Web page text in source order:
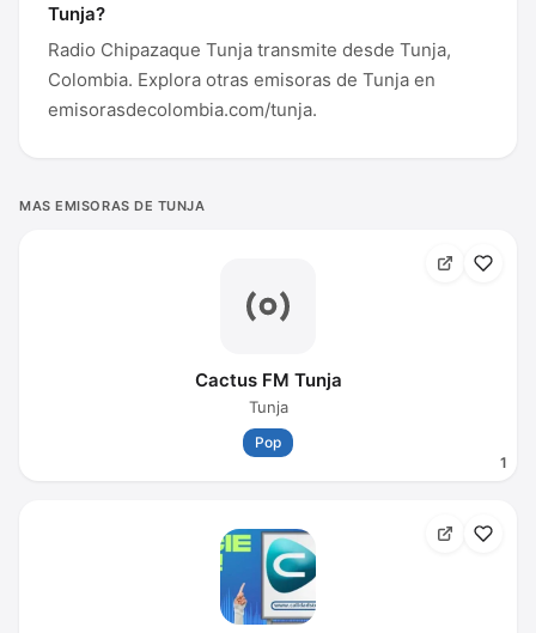
Tunja?
Radio Chipazaque Tunja transmite desde Tunja,
Colombia. Explora otras emisoras de Tunja en
emisorasdecolombia.com/tunja.
MAS EMISORAS DE TUNJA
1
Cactus FM Tunja
Tunja
Pop